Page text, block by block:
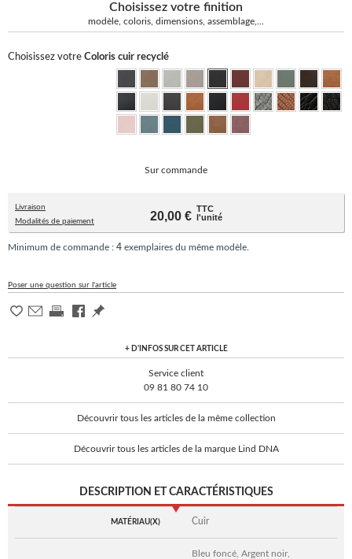
Choisissez votre finition
modèle, coloris, dimensions, assemblage,...
Choisissez votre Coloris cuir recyclé
Sur commande
Livraison
Modalités de paiement
20,00 €
TTC
l'unité
Minimum de commande : 4 exemplaires du même modèle.
Poser une question sur l'article
+ D'INFOS SUR CET ARTICLE
Service client
09 81 80 74 10
Découvrir tous les articles de la même collection
Découvrir tous les articles de la marque Lind DNA
DESCRIPTION ET CARACTÉRISTIQUES
MATÉRIAU(X) Cuir
Bleu foncé, Argent noir,